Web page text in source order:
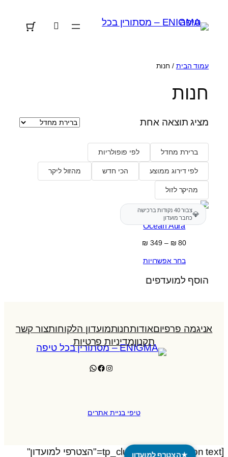
לתוכן
עמוד הבית / חנות
חנות
מציג תוצאה אחת
ברירת מחדל לפי פופולריות
לפי דירוג ממוצע הכי חדש מהזול ליקר
מהיקר לזול
Ocean Aura
₪ 80
–
₪ 349
טווח
בחר אפשרויות
💎
צבור 40 נקודות ברכישה
כחבר מועדון
הוסף למועדפים
אניגמה פרפיוםאודותחנותמועדון הלקוחותצור קשר
תקנוןמדיניות פרטיות
Instagram
Facebook
WhatsApp
טיפי בניית אתרים
★הצטרף למועדון [tp_club_floating_button text="הצטרפי למועדון"